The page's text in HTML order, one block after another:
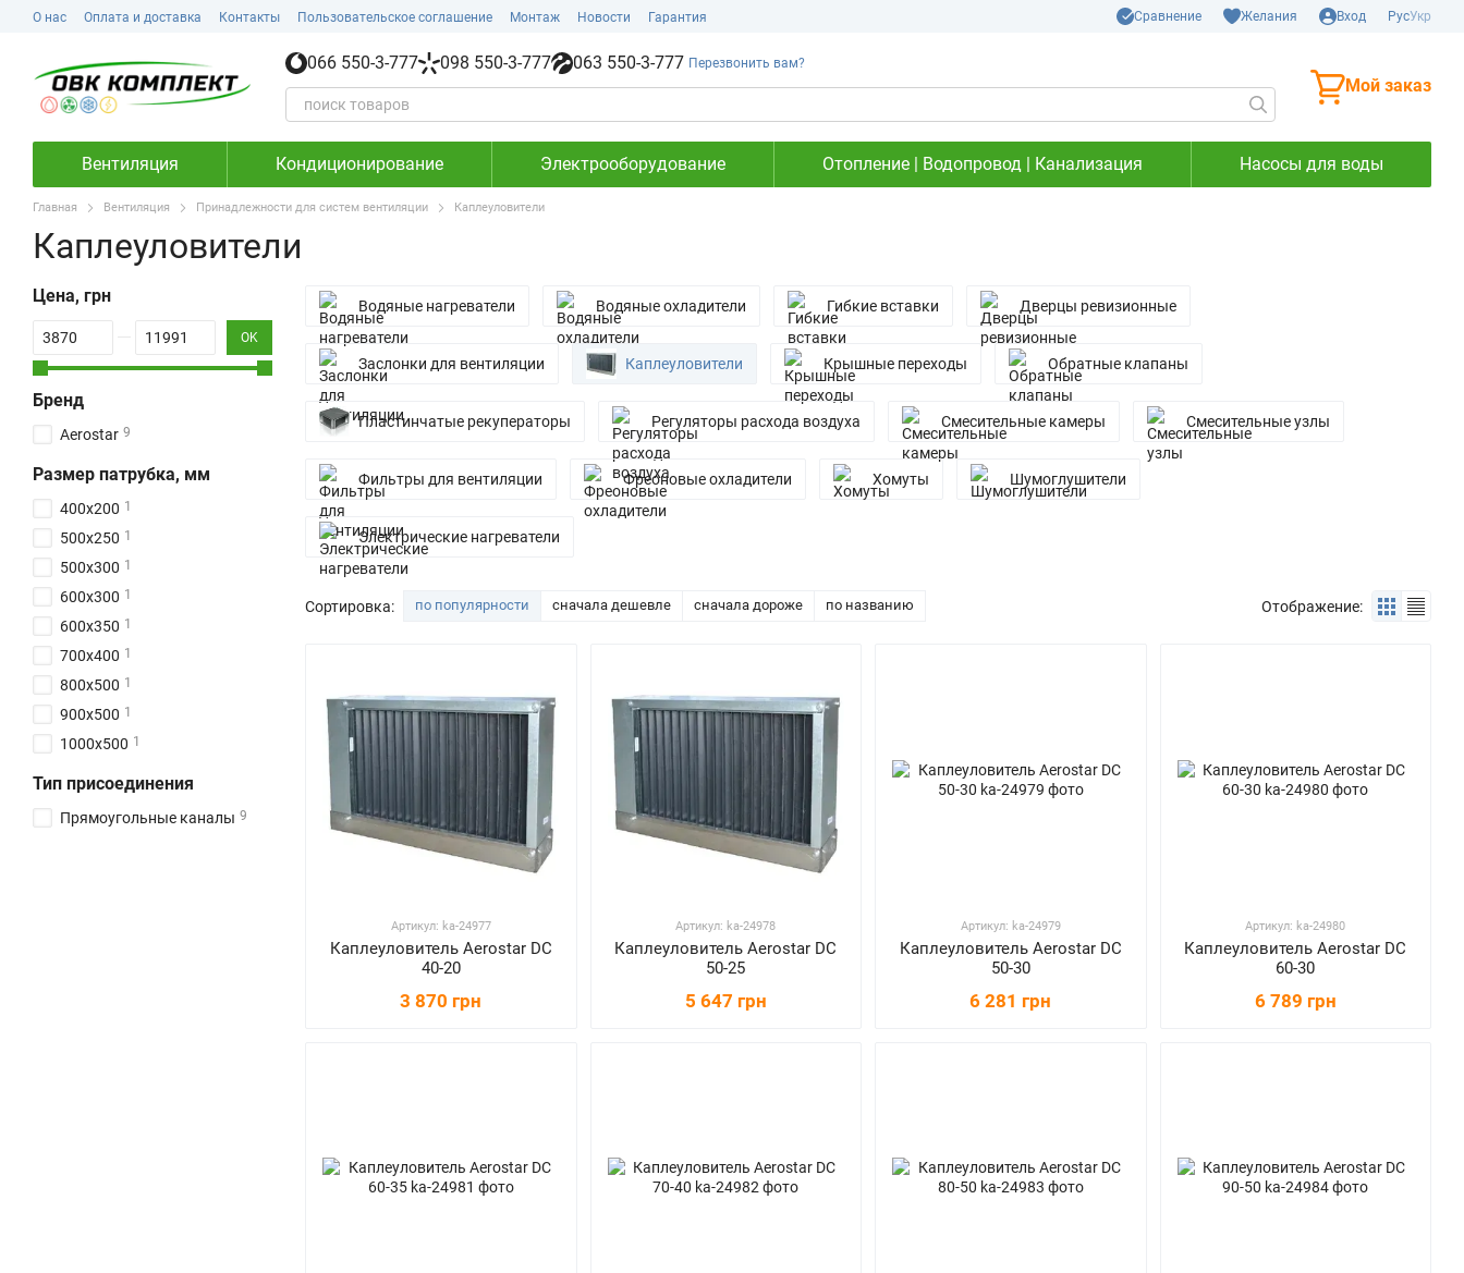
Перейти к основному контенту
О нас Оплата и доставка Контакты Пользовательское соглашение Монтаж Новости Гарантия Сравнение Желания Вход РусУкр
066 550-3-777 098 550-3-777 063 550-3-777 Перезвонить вам?
Мой заказ
Вентиляция Кондиционирование Электрооборудование Отопление | Водопровод | Канализация Насосы для воды
Главная Вентиляция Принадлежности для систем вентиляции Каплеуловители
Каплеуловители
Водяные нагреватели Водяные охладители Гибкие вставки Дверцы ревизионные
Заслонки для вентиляции Каплеуловители Крышные переходы Обратные клапаны
Пластинчатые рекуператоры Регуляторы расхода воздуха Смесительные камеры Смесительные узлы
Фильтры для вентиляции Фреоновые охладители Хомуты Шумоглушители
Электрические нагреватели
Сортировка: по популярности сначала дешевле сначала дороже по названию Отображение:
Артикул: ka-24977
Каплеуловитель Aerostar DC
40-20
3 870 грн
Артикул: ka-24978
Каплеуловитель Aerostar DC
50-25
5 647 грн
Артикул: ka-24979
Каплеуловитель Aerostar DC
50-30
6 281 грн
Артикул: ka-24980
Каплеуловитель Aerostar DC
60-30
6 789 грн
Цена, грн
От Цена, грн
До Цена, грн OK
Бренд
Aerostar 9
Размер патрубка, мм
400x200 1
500x250 1
500x300 1
600x300 1
600x350 1
700x400 1
800x500 1
900x500 1
1000x500 1
Тип присоединения
Прямоугольные каналы 9